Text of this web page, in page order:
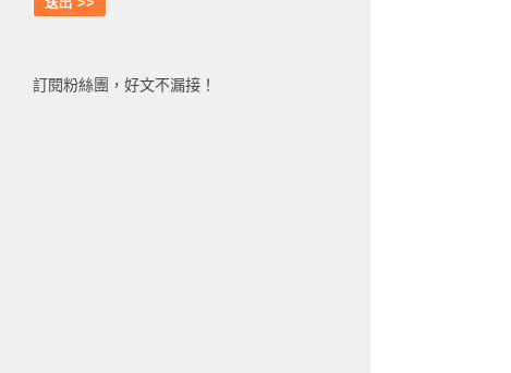
訂閱粉絲團，好文不漏接！